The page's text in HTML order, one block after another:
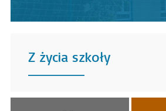
Z życia szkoły
______